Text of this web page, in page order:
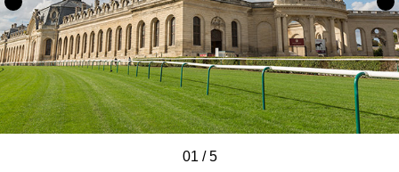
01 / 5
////